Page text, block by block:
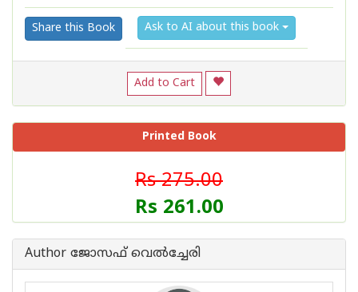
Share this Book Ask to AI about this book
Add to Cart
Printed Book
Rs 275.00
Rs 261.00
Author ജോസഫ് വെൽച്ചേരി